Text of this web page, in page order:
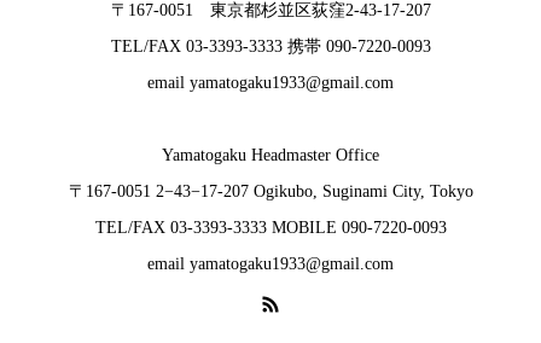
〒167-0051 東京都杉並区荻窪2-43-17-207
TEL/FAX 03-3393-3333 携帯 090-7220-0093
email yamatogaku1933@gmail.com
Yamatogaku Headmaster Office
〒167-0051 2−43−17-207 Ogikubo, Suginami City, Tokyo
TEL/FAX 03-3393-3333 MOBILE 090-7220-0093
email yamatogaku1933@gmail.com